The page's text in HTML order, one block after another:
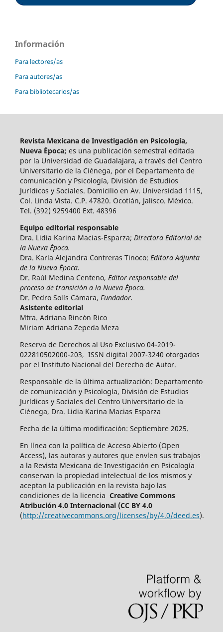
Información
Para lectores/as
Para autores/as
Para bibliotecarios/as
Revista Mexicana de Investigación en Psicología,
Nueva Época; es una publicación semestral editada
por la Universidad de Guadalajara, a través del Centro
Universitario de la Ciénega, por el Departamento de
comunicación y Psicología, División de Estudios
Jurídicos y Sociales. Domicilio en Av. Universidad 1115,
Col. Linda Vista. C.P. 47820. Ocotlán, Jalisco. México.
Tel. (392) 9259400 Ext. 48396
Equipo editorial responsable
Dra. Lidia Karina Macias-Esparza; Directora Editorial de
la Nueva Época.
Dra. Karla Alejandra Contreras Tinoco; Editora Adjunta
de la Nueva Época.
Dr. Raúl Medina Centeno, Editor responsable del
proceso de transición a la Nueva Época.
Dr. Pedro Solís Cámara, Fundador.
Asistente editorial
Mtra. Adriana Rincón Rico
Miriam Adriana Zepeda Meza
Reserva de Derechos al Uso Exclusivo 04-2019-
022810502000-203, ISSN digital 2007-3240 otorgados
por el Instituto Nacional del Derecho de Autor.
Responsable de la última actualización: Departamento
de comunicación y Psicología, División de Estudios
Jurídicos y Sociales del Centro Universitario de la
Ciénega, Dra. Lidia Karina Macias Esparza
Fecha de la última modificación: Septiembre 2025.
En línea con la política de Acceso Abierto (Open
Access), las autoras y autores que envíen sus trabajos
a la Revista Mexicana de Investigación en Psicología
conservan la propiedad intelectual de los mismos y
aceptan la publicación en la revista bajo las
condiciones de la licencia Creative Commons
Atribución 4.0 Internacional (CC BY 4.0
(http://creativecommons.org/licenses/by/4.0/deed.es).